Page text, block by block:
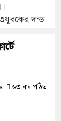
দিতে গিয়ে
দন্ড
৬৩ বার পঠিত